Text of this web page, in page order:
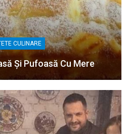
CULINARE
Și Pufoasă Cu Mere